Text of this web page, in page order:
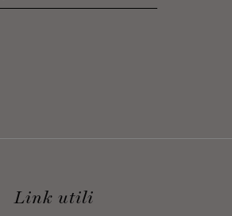
Link utili